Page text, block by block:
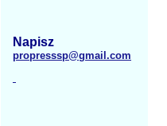
Napisz
propresssp@gmail.com